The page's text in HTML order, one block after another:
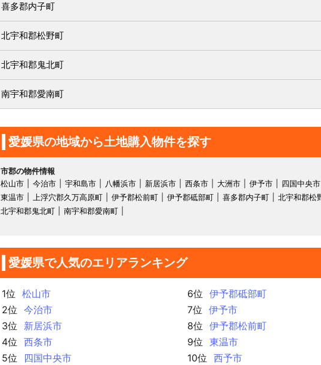
喜多郡内子町
北宇和郡松野町
北宇和郡鬼北町
南宇和郡愛南町
愛媛県の地域から土地購入物件を探す
市郡の物件情報
松山市
今治市 宇和島市 八幡浜市 新居浜市 西条市 大洲市 伊予市
四国中央市
東温市
上浮穴郡久万高原町 伊予郡松前町 伊予郡砥部町 喜多郡内子町
北宇和郡松
北宇和郡鬼北町
南宇和郡愛南町
愛媛県で人気のエリアランキング
1位
松山市
2位
今治市
3位
新居浜市
4位
西条市
5位
四国中央市
6位
伊予郡砥部町
7位
伊予市
8位
伊予郡松前町
9位
東温市
10位
西予市